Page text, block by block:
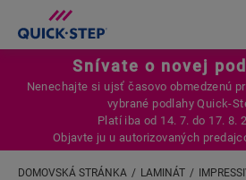
Snívate o novej
Nenechajte si ujsť časovo obmedzenú
vybrané podlahy Quick-
Platí iba od 14. 7. do 17. 8.
Objavte ju u autorizovaných
DOMOVSKÁ STRÁNKA LAMINÁT